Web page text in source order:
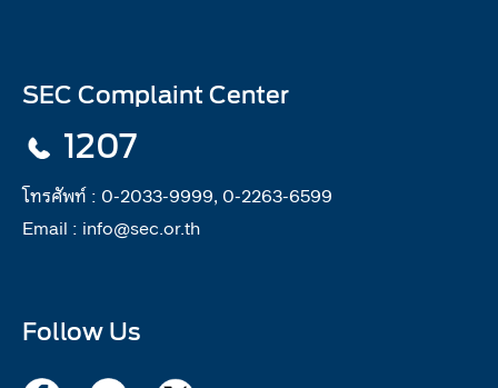
SEC Complaint Center
1207
โทรศัพท์ : 0-2033-9999, 0-2263-6599
Email : info@sec.or.th
Follow Us